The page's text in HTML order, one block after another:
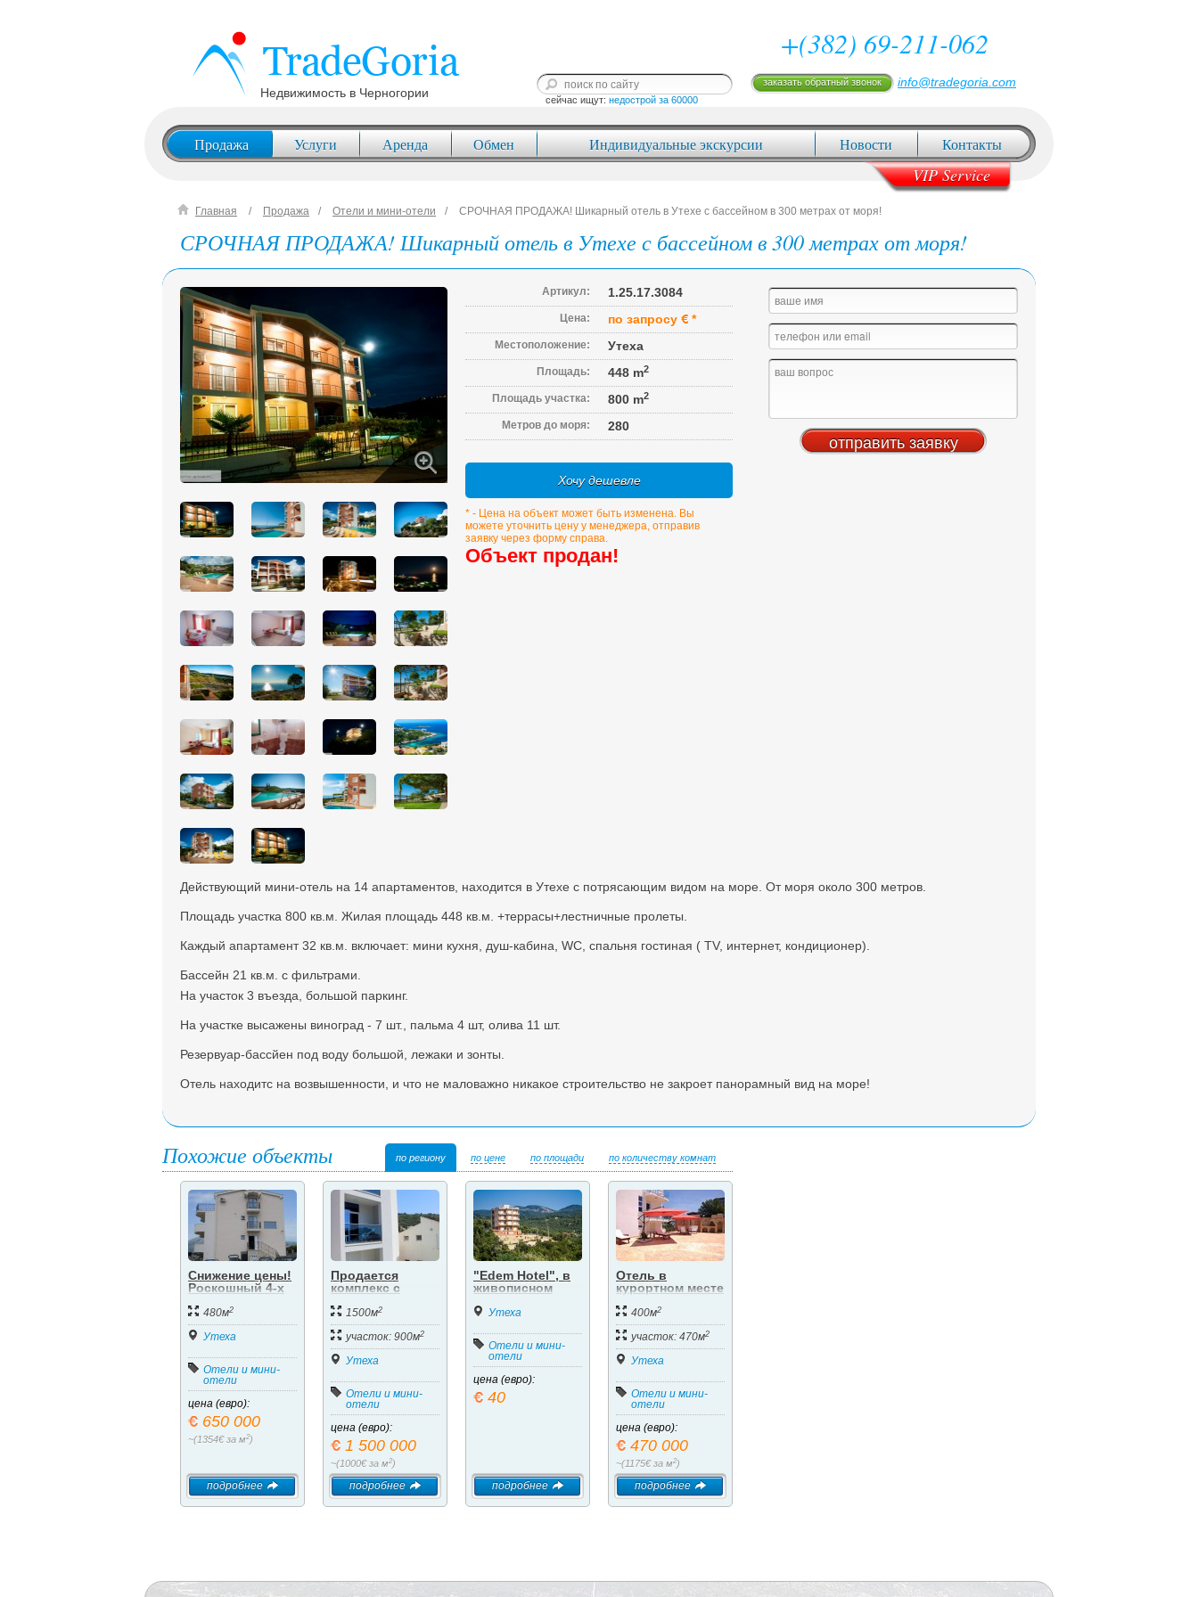
Недвижимость в Черногории
+(382) 69-211-062
сейчас ищут: недострой за 60000
заказать обратный звонок info@tradegoria.com
Продажа Услуги Аренда Обмен Индивидуальные экскурсии Новости Контакты
VIP Service
Главная Продажа Отели и мини-отели СРОЧНАЯ ПРОДАЖА! Шикарный отель в Утехе с бассейном в 300 метрах от моря!
СРОЧНАЯ ПРОДАЖА! Шикарный отель в Утехе с бассейном в 300 метрах от моря!
Артикул: 1.25.17.3084
Цена: по запросу *
Местоположение: Утеха
Площадь: 448 m2
Площадь участка: 800 m2
Метров до моря: 280
Хочу дешевле
* - Цена на объект может быть изменена. Вы
можете уточнить цену у менеджера, отправив
заявку через форму справа.
Объект продан!
Действующий мини-отель на 14 апартаментов, находится в Утехе с потрясающим видом на море. От моря около 300 метров.
Площадь участка 800 кв.м. Жилая площадь 448 кв.м. +террасы+лестничные пролеты.
Каждый апартамент 32 кв.м. включает: мини кухня, душ-кабина, WC, спальня гостиная ( TV, интернет, кондиционер).
Бассейн 21 кв.м. с фильтрами.
На участок 3 въезда, большой паркинг.
На участке высажены виноград - 7 шт., пальма 4 шт, олива 11 шт.
Резервуар-бассйен под воду большой, лежаки и зонты.
Отель находитс на возвышенности, и что не маловажно никакое строительство не закроет панорамный вид на море!
Похожие объекты по региону по цене по площади по количеству комнат
Снижение цены!
Роскошный 4-х
миниотель в
Барской
ривьере
480м2
Утеха
Отели и мини-
отели
цена (евро):
650 000
~(1354€ за м2)
подробнее
Продается
комплекс с
с бассейном в
400 метрах от
моря
1500м2
участок: 900м2
Утеха
Отели и мини-
отели
цена (евро):
1 500 000
~(1000€ за м2)
подробнее
"Edem Hotel", в
живописном
Бар.Утеха
Отели и мини-
отели
цена (евро):
40
подробнее
Отель в
курортном месте
ривьере
400м2
участок: 470м2
Утеха
Отели и мини-
отели
цена (евро):
470 000
~(1175€ за м2)
подробнее